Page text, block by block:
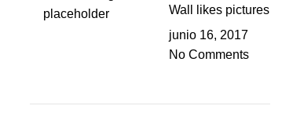
Wall likes pictures
junio 16, 2017
No Comments